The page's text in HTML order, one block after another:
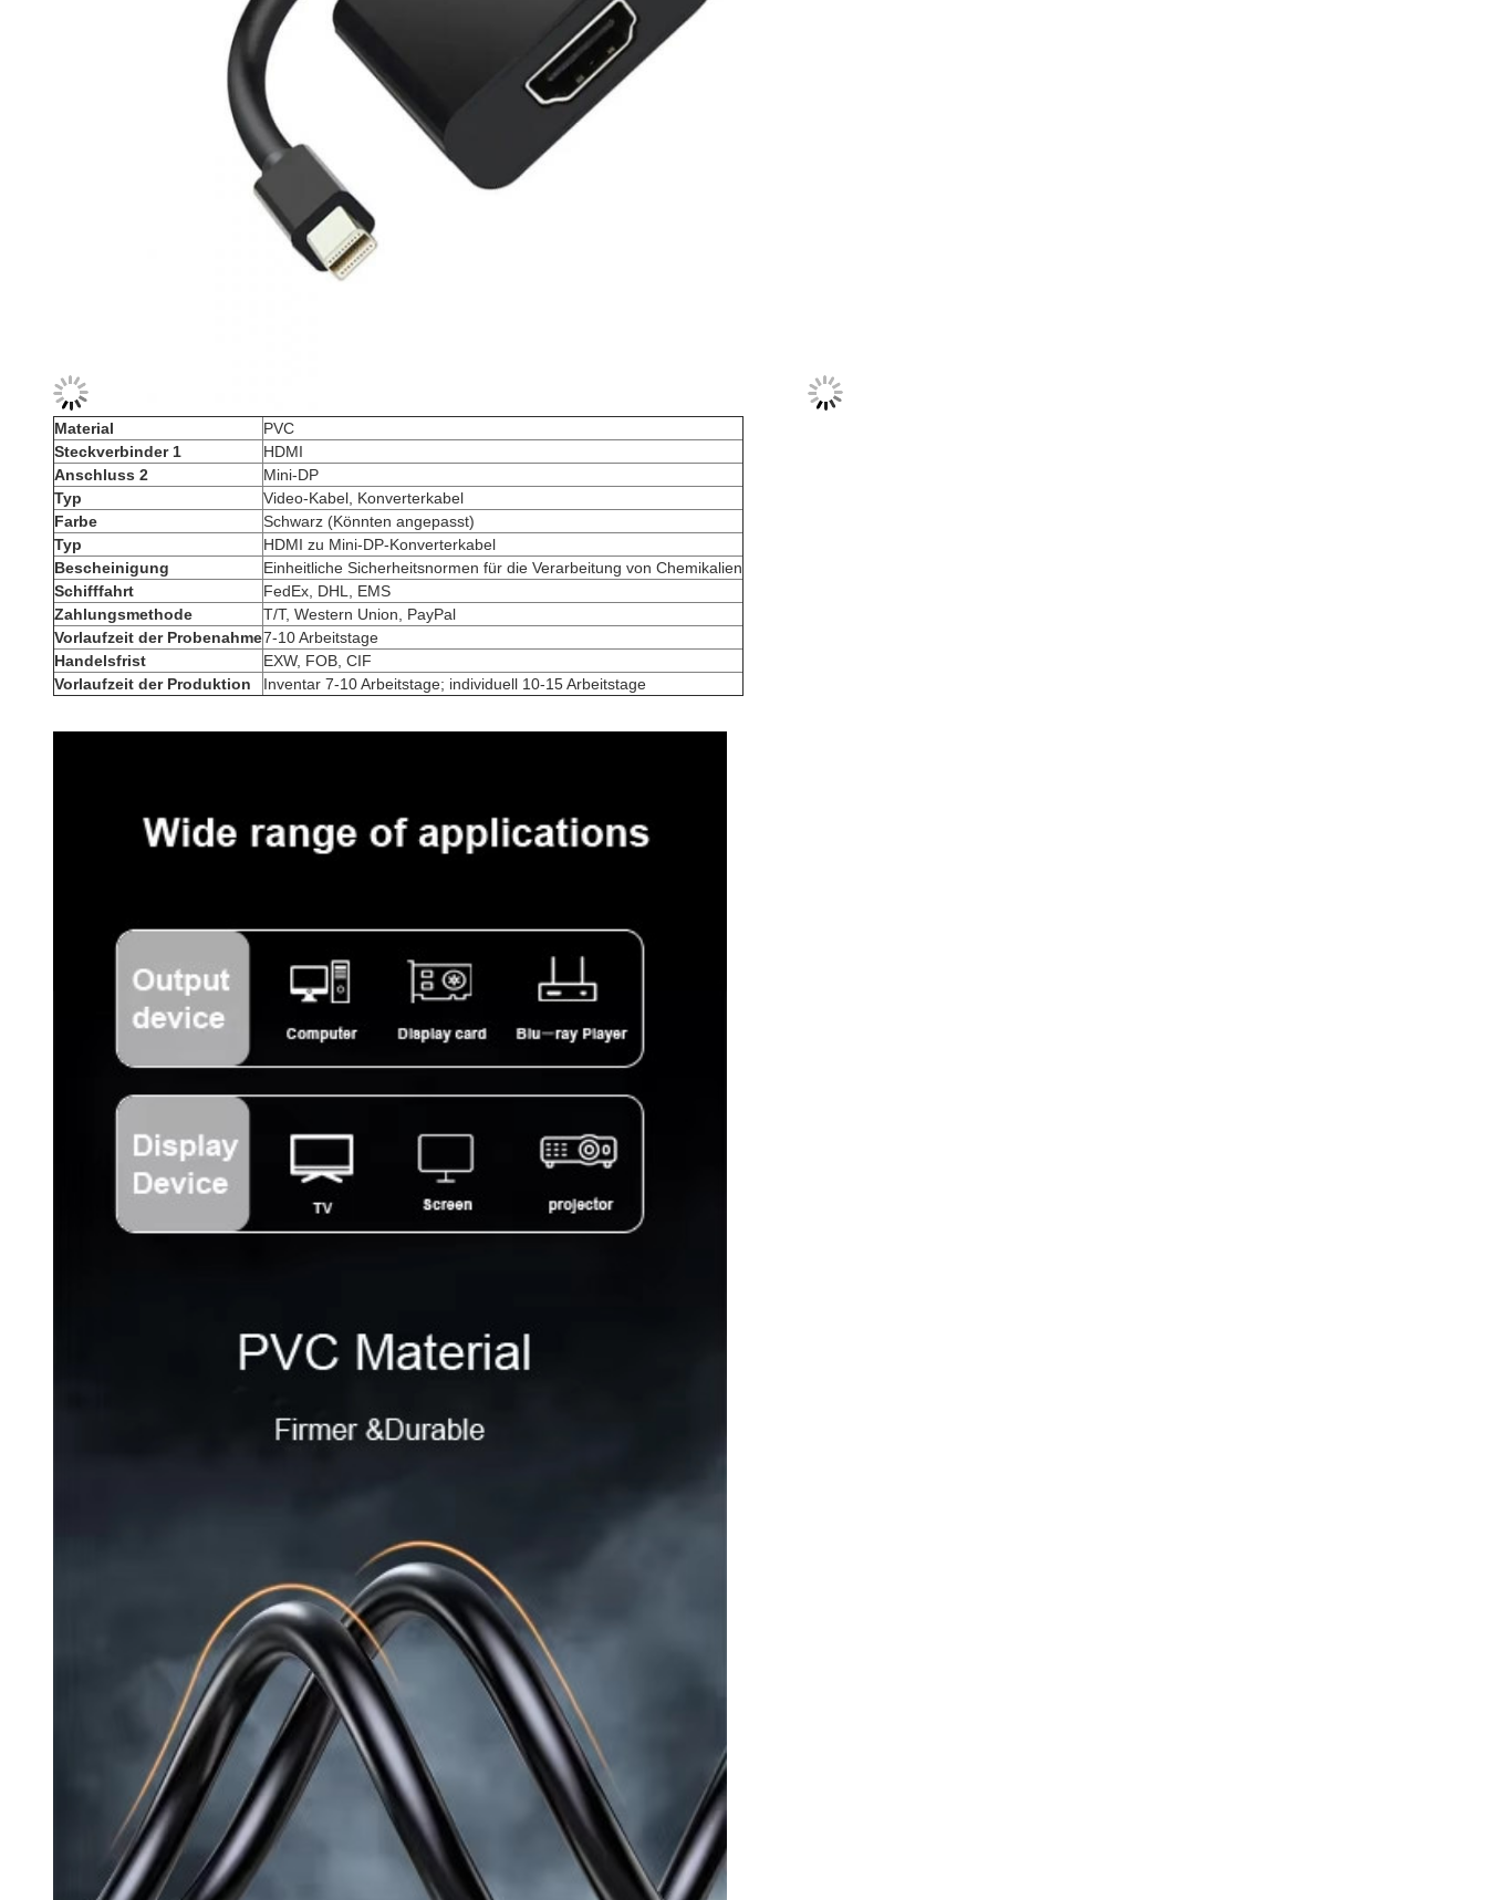
Material
PVC
Steckverbinder 1
HDMI
Anschluss 2
Mini-DP
Typ
Video-Kabel, Konverterkabel
Farbe
Schwarz (Könnten angepasst)
Typ
HDMI zu Mini-DP-Konverterkabel
Bescheinigung
Einheitliche Sicherheitsnormen für die Verarbeitung von Chemikalien
Schifffahrt
FedEx, DHL, EMS
Zahlungsmethode
T/T, Western Union, PayPal
Vorlaufzeit der Probenahme7-10 Arbeitstage
Handelsfrist
EXW, FOB, CIF
Vorlaufzeit der Produktion
Inventar 7-10 Arbeitstage; individuell 10-15 Arbeitstage